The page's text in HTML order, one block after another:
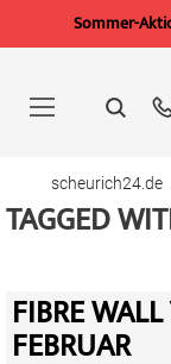
Sommer-
springen
scheurich24.de
TAGGED
FIBRE
FEBRUAR